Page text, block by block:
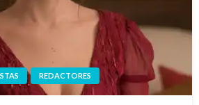
REDACTORES